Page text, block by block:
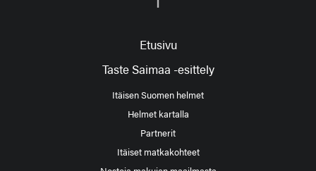
Etusivu
Taste Saimaa -esittely
Itäisen Suomen helmet
Helmet kartalla
Partnerit
Itäiset matkakohteet